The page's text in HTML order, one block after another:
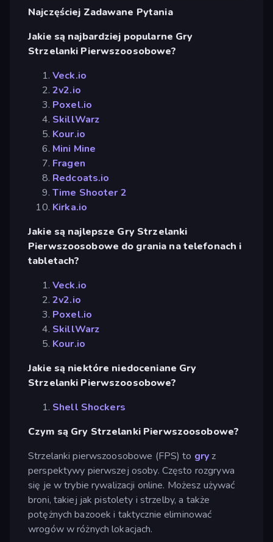
Najczęściej Zadawane Pytania
Jakie są najbardziej popularne Gry
Strzelanki Pierwszoosobowe?
Veck.io
2v2.io
Poxel.io
SkillWarz
Kour.io
Mini Mine
Fragen
Redcoats.io
Time Shooter 2
Kirka.io
Jakie są najlepsze Gry Strzelanki
Pierwszoosobowe do grania na telefonach i
tabletach?
Veck.io
2v2.io
Poxel.io
SkillWarz
Kour.io
Jakie są niektóre niedoceniane Gry
Strzelanki Pierwszoosobowe?
Shell Shockers
Czym są Gry Strzelanki Pierwszoosobowe?
Strzelanki pierwszoosobowe (FPS) to gry z
perspektywy pierwszej osoby. Często rozgrywa
się je w trybie rywalizacji online. Możesz używać
broni, takiej jak pistolety i strzelby, a także
potężnych bazooek i taktycznie eliminować
wrogów w różnych lokacjach.